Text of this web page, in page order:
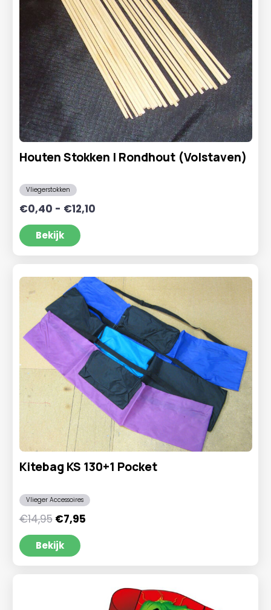
Houten Stokken | Rondhout (Volstaven)
Vliegerstokken
€0,40 - €12,10Prijsklasse:
Bekijk
Kitebag KS 130+1 Pocket
Vlieger Accessoires
€14,95 Oorspronkelijke
prijs
was:
€14,95.
€7,95Huidige
Bekijk